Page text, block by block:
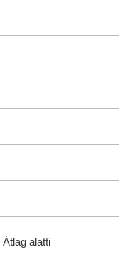
Átlag alatti